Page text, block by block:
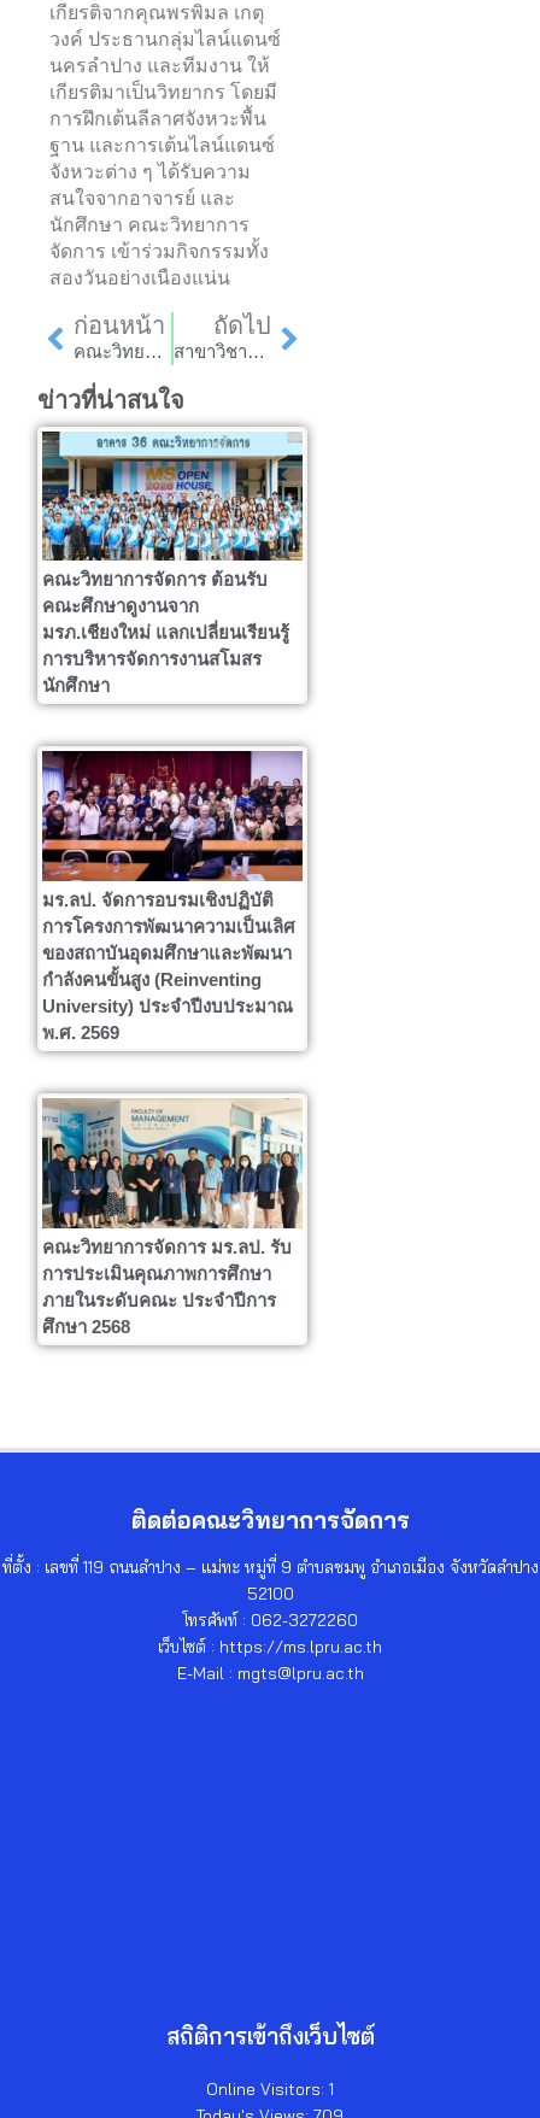
เกียรติจากคุณพรพิมล เกตุ
วงค์ ประธานกลุ่มไลน์แดนซ์
นครลำปาง และทีมงาน ให้
เกียรติมาเป็นวิทยากร โดยมี
การฝึกเต้นลีลาศจังหวะพื้น
ฐาน และการเต้นไลน์แดนซ์
จังหวะต่าง ๆ ได้รับความ
สนใจจากอาจารย์ และ
นักศึกษา คณะวิทยาการ
จัดการ เข้าร่วมกิจกรรมทั้ง
สองวันอย่างเนืองแน่น
Prev
ก่อนหน้า
คณะวิทยาการจัดการ ร่วมกับ มร.จันทรเกษม และภาคีเครือข่ายคณะวิทยาการจัดการ เป็นเจ้าภาพการจัดงานประชุมวิชาการระดับชาติ นักศึกษาระดับปริญญาตรี ประจำปี 2565 ผ่านสื่ออิเล็กทรอนิกส์
ถัดไป
สาขาวิชาการท่องเที่ยวและธุรกิจบริการ จัดโครงการศึกษาดูงานสร้างแรงบันดาลใจการเป็นมัคคุเทศก์ และสายงานด้านธุรกิจบริการ
Next
ข่าวที่น่าสนใจ
คณะวิทยาการจัดการ ต้อนรับ
คณะศึกษาดูงานจาก
มรภ.เชียงใหม่ แลกเปลี่ยนเรียนรู้
การบริหารจัดการงานสโมสร
นักศึกษา
มร.ลป. จัดการอบรมเชิงปฏิบัติ
การโครงการพัฒนาความเป็นเลิศ
ของสถาบันอุดมศึกษาและพัฒนา
กำลังคนขั้นสูง (Reinventing
University) ประจำปีงบประมาณ
พ.ศ. 2569
คณะวิทยาการจัดการ มร.ลป. รับ
การประเมินคุณภาพการศึกษา
ภายในระดับคณะ ประจำปีการ
ศึกษา 2568
ติดต่อคณะวิทยาการจัดการ
ที่ตั้ง : เลขที่ 119 ถนนลำปาง – แม่ทะ หมู่ที่ 9 ตำบลชมพู อำเภอเมือง จังหวัดลำปาง
52100
โทรศัพท์ : 062-3272260
เว็บไซต์ : https://ms.lpru.ac.th
E-Mail : mgts@lpru.ac.th
สถิติการเข้าถึงเว็บไซต์
Online Visitors: 1